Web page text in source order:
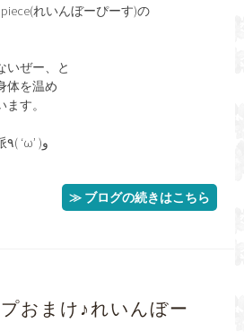
れいんぼーぴーす)の
いぜー、と
体を温め
す。
薬はあんまり飲まない派٩( ‘ω’ )و
≫ ブログの続きはこちら
おまけ♪れいんぼー